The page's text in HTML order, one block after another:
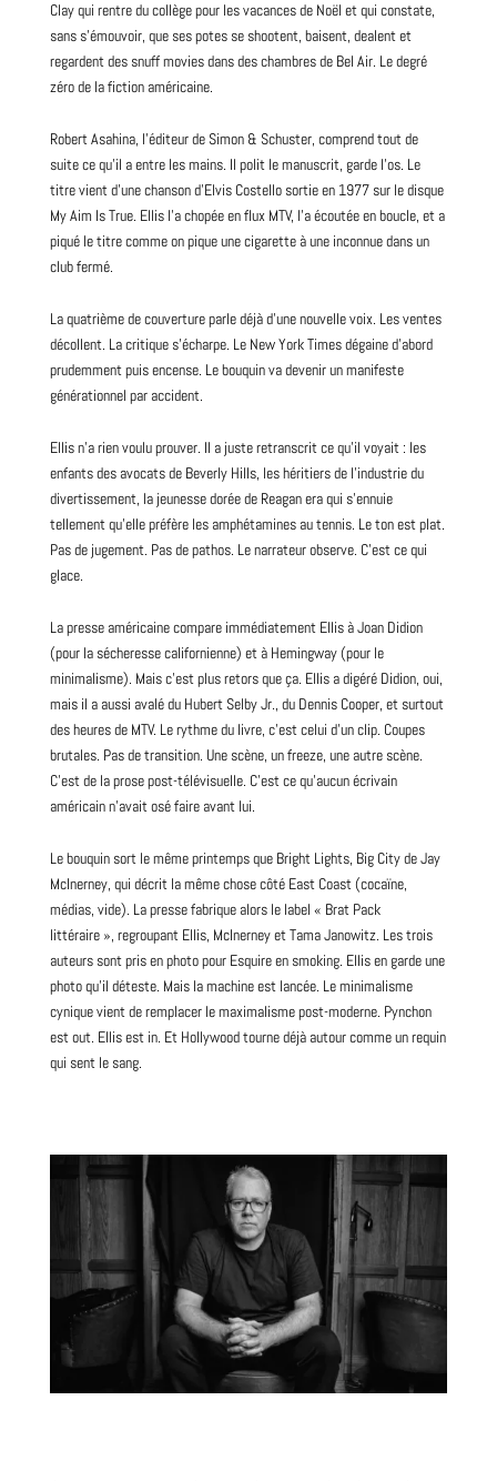
Clay qui rentre du collège pour les vacances de Noël et qui constate,
sans s’émouvoir, que ses potes se shootent, baisent, dealent et
regardent des snuff movies dans des chambres de Bel Air. Le degré
zéro de la fiction américaine.
Robert Asahina, l’éditeur de Simon & Schuster, comprend tout de
suite ce qu’il a entre les mains. Il polit le manuscrit, garde l’os. Le
titre vient d’une chanson d’Elvis Costello sortie en 1977 sur le disque
My Aim Is True. Ellis l’a chopée en flux MTV, l’a écoutée en boucle, et a
piqué le titre comme on pique une cigarette à une inconnue dans un
club fermé.
La quatrième de couverture parle déjà d’une nouvelle voix. Les ventes
décollent. La critique s’écharpe. Le New York Times dégaine d’abord
prudemment puis encense. Le bouquin va devenir un manifeste
générationnel par accident.
Ellis n’a rien voulu prouver. Il a juste retranscrit ce qu’il voyait : les
enfants des avocats de Beverly Hills, les héritiers de l’industrie du
divertissement, la jeunesse dorée de Reagan era qui s’ennuie
tellement qu’elle préfère les amphétamines au tennis. Le ton est plat.
Pas de jugement. Pas de pathos. Le narrateur observe. C’est ce qui
glace.
Lapresseaméricaine compare immédiatement Ellis à Joan Didion
(pour la sécheresse californienne) et à Hemingway (pour le
minimalisme). Mais c’est plus retors que ça. Ellis a digéré Didion, oui,
mais il a aussi avalé du Hubert Selby Jr., du Dennis Cooper, et surtout
des heures de MTV. Le rythme du livre, c’est celui d’un clip. Coupes
brutales. Pas de transition. Une scène, un freeze, une autre scène.
C’est de la prose post-télévisuelle. C’est ce qu’aucun écrivain
américain n’avait osé faire avant lui.
Le bouquin sort le même printemps que Bright Lights, Big City deJay
McInerney, qui décrit la même chose côté East Coast (cocaïne,
médias, vide). La presse fabrique alors le label « Brat Pack
littéraire », regroupant Ellis, McInerney et Tama Janowitz. Les trois
auteurs sont pris enphotopour Esquire en smoking. Ellis en garde une
photo qu’il déteste. Mais la machine est lancée. Le minimalisme
cynique vient de remplacer le maximalisme post-moderne. Pynchon
est out. Ellis est in. Et Hollywood tourne déjà autour comme un requin
qui sent le sang.